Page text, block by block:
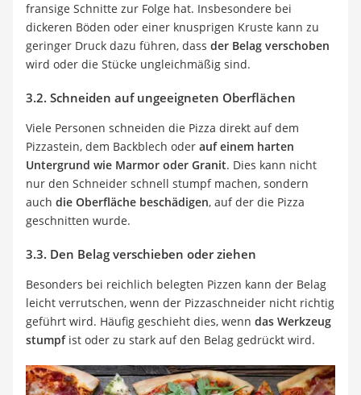
fransige Schnitte zur Folge hat. Insbesondere bei
dickeren Böden oder einer knusprigen Kruste kann zu
geringer Druck dazu führen, dass der Belag verschoben
wird oder die Stücke ungleichmäßig sind.
3.2. Schneiden auf ungeeigneten Oberflächen
Viele Personen schneiden die Pizza direkt auf dem
Pizzastein, dem Backblech oder auf einem harten
Untergrund wie Marmor oder Granit. Dies kann nicht
nur den Schneider schnell stumpf machen, sondern
auch die Oberfläche beschädigen, auf der die Pizza
geschnitten wurde.
3.3. Den Belag verschieben oder ziehen
Besonders bei reichlich belegten Pizzen kann der Belag
leicht verrutschen, wenn der Pizzaschneider nicht richtig
geführt wird. Häufig geschieht dies, wenn das Werkzeug
stumpfist oder zu stark auf den Belag gedrückt wird.